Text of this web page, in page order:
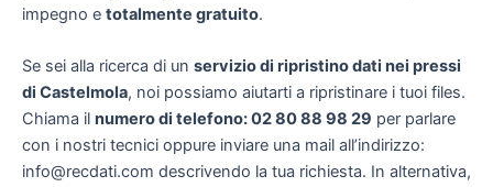
impegno e totalmente gratuito.
Se sei alla ricerca di un servizio di ripristino dati nei pressi
di Castelmola, noi possiamo aiutarti a ripristinare i tuoi files.
Chiama il numero di telefono: 02 80 88 98 29 per parlare
con i nostri tecnici oppure inviare una mail all’indirizzo:
info@recdati.com descrivendo la tua richiesta. In alternativa,